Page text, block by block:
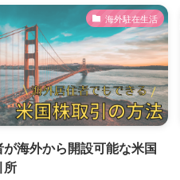
海外駐在生活
海外から開設可能な米国
所